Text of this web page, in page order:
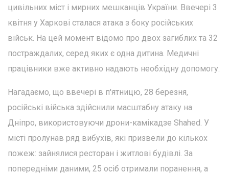
цивільних міст і мирних мешканців України. Ввечері 3
квітня у Харкові сталася атака з боку російських
військ. На цей момент відомо про двох загиблих та 32
постраждалих, серед яких є одна дитина. Медичні
працівники вже активно надають необхідну допомогу.
Нагадаємо, що ввечері в п'ятницю, 28 березня,
російські війська здійснили масштабну атаку на
Дніпро, використовуючи дрони-камікадзе Shahed. У
місті пролунав ряд вибухів, які призвели до кількох
пожеж: зайнялися ресторан і житлові будівлі. За
попередніми даними, 25 осіб отримали поранення, а